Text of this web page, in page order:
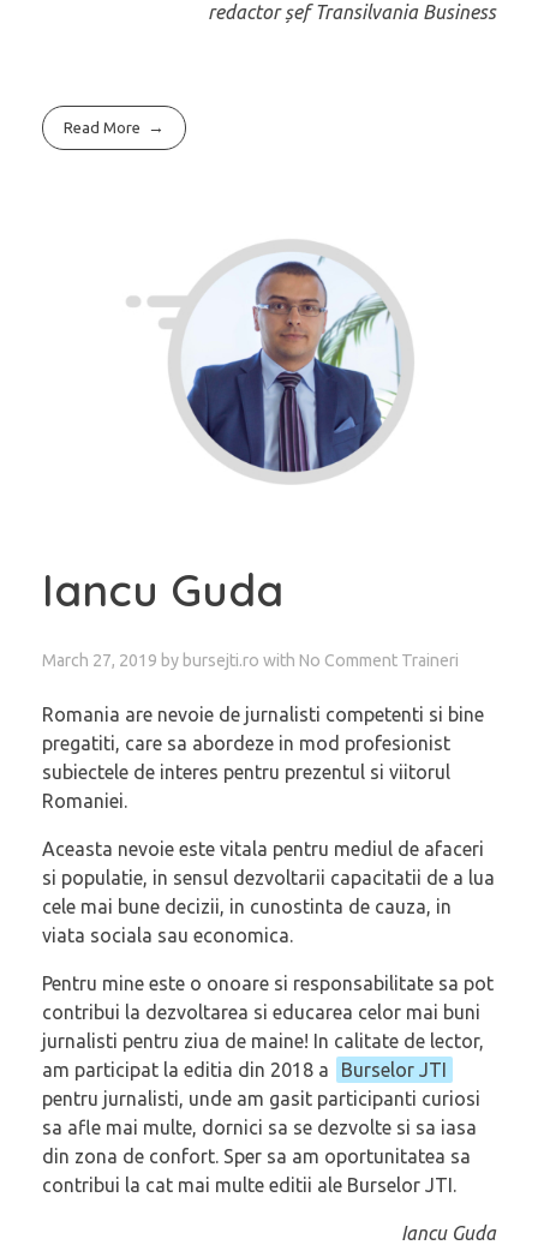
redactor șef Transilvania Business
Read More
Iancu Guda
March 27, 2019 by bursejti.ro with No Comment Traineri
Romania are nevoie de jurnalisti competenti si bine
pregatiti, care sa abordeze in mod profesionist
subiectele de interes pentru prezentul si viitorul
Romaniei.
Aceasta nevoie este vitala pentru mediul de afaceri
si populatie, in sensul dezvoltarii capacitatii de a lua
cele mai bune decizii, in cunostinta de cauza, in
viata sociala sau economica.
Pentru mine este o onoare si responsabilitate sa pot
contribui la dezvoltarea si educarea celor mai buni
jurnalisti pentru ziua de maine! In calitate de lector,
am participat la editia din 2018 a
Burselor JTI
pentru jurnalisti, unde am gasit participanti curiosi
sa afle mai multe, dornici sa se dezvolte si sa iasa
din zona de confort. Sper sa am oportunitatea sa
contribui la cat mai multe editii ale Burselor JTI.
Iancu Guda